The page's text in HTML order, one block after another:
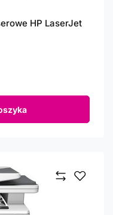
HP LaserJet